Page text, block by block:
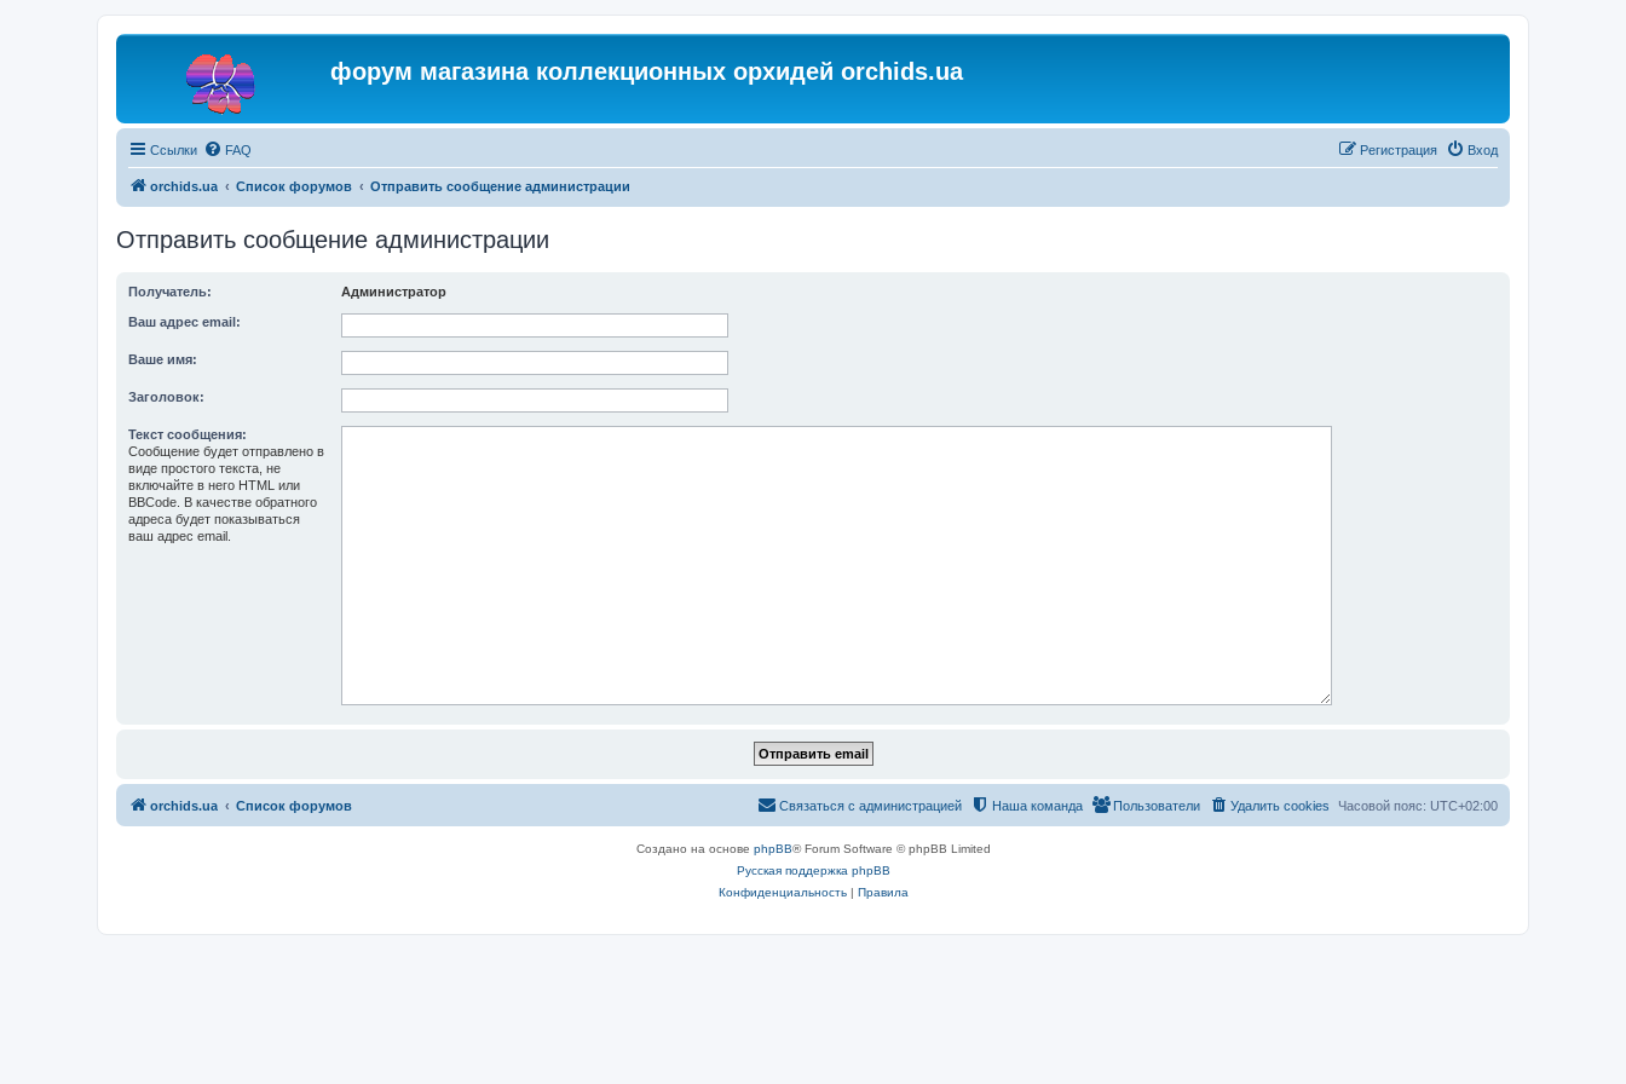
форум магазина коллекционных орхидей orchids.ua
Ссылки FAQ Вход
Регистрация
orchids.ua Список форумов Отправить сообщение администрации
Отправить сообщение администрации
Получатель: Администратор
Ваш адрес email:
Ваше имя:
Заголовок:
Текст сообщения:
Сообщение будет отправлено в
виде простого текста, не
включайте в него HTML или
BBCode. В качестве обратного
адреса будет показываться
ваш адрес email.
orchids.ua Список форумов Часовой пояс: UTC+02:00
Удалить cookies
Пользователи
Наша команда
Связаться с администрацией
Создано на основе phpBB® Forum Software © phpBB Limited
Русская поддержка phpBB
Конфиденциальность| Правила